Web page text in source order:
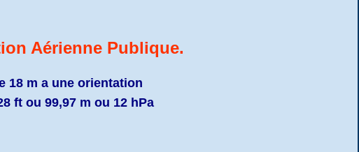
Aérienne Publique.
18 m a une orientation
ft ou 99,97 m ou 12 hPa